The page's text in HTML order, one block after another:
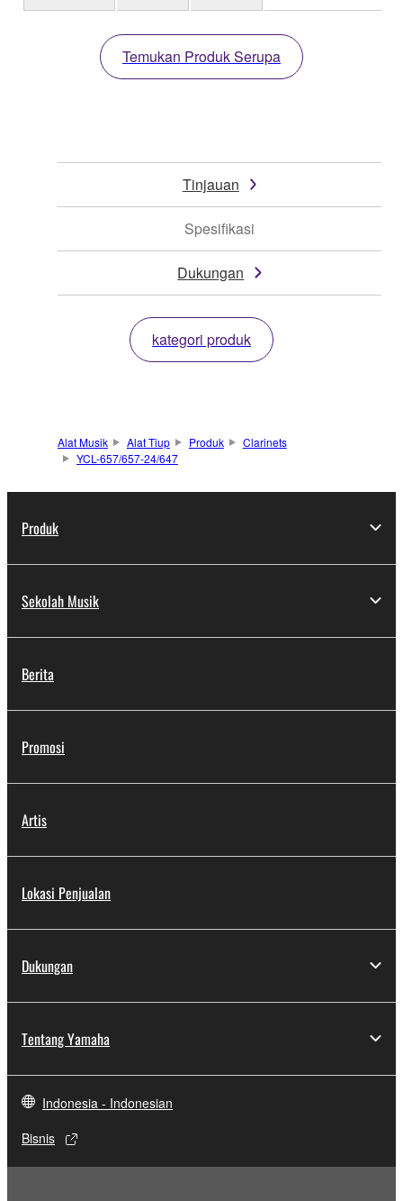
Temukan Produk Serupa
Tinjauan
Spesifikasi
Dukungan
kategori produk
Alat Musik Alat Tiup Produk
Clarinets
YCL-657/657-24/647
Produk
Sekolah Musik
Berita
Promosi
Artis
Lokasi Penjualan
Dukungan
Tentang Yamaha
Indonesia - Indonesian
Bisnis